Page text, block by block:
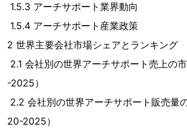
1.5.3 アーチサポート業界動向
1.5.4 アーチサポート産業政策
2 世界主要会社市場シェアとランキング
2.1 会社別の世界アーチサポート売上の
-2025）
2.2 会社別の世界アーチサポート販売量
20-2025）